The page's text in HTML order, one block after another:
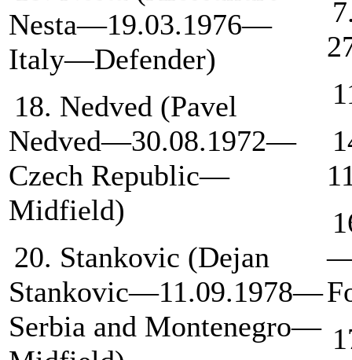
Nesta—19.03.1976—
Italy—Defender)
18. Nedved (Pavel
Nedved—30.08.1972—
Czech Republic—
Midfield)
20. Stankovic (Dejan
Stankovic—11.09.1978—
Serbia and Montenegro—